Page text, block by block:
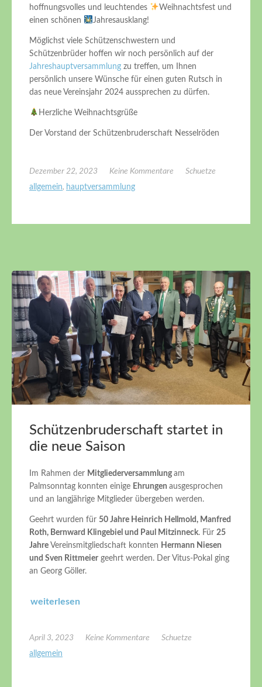
hoffnungsvolles und leuchtendes
Weihnachtsfest und
einen schönen
Jahresausklang!
Möglichst viele Schützenschwestern und
Schützenbrüder hoffen wir noch persönlich auf der
Jahreshauptversammlung zu treffen, um Ihnen
persönlich unsere Wünsche für einen guten Rutsch in
das neue Vereinsjahr 2024 aussprechen zu dürfen.
Herzliche Weihnachtsgrüße
Der Vorstand der Schützenbruderschaft Nesselröden
Dezember 22, 2023 Keine Kommentare
Schuetze
allgemein, hauptversammlung
Schützenbruderschaft startet in
die neue Saison
Im Rahmen der Mitgliederversammlungam
Palmsonntag konnten einige Ehrungen ausgesprochen
und an langjährige Mitglieder übergeben werden.
Geehrt wurden für 50 Jahre Heinrich Hellmold, Manfred
Roth, Bernward Klingebiel und Paul Mitzinneck. Für 25
Jahre Vereinsmitgliedschaft konnten Hermann Niesen
und Sven Rittmeier geehrt werden. Der Vitus-Pokal ging
an Georg Göller.
weiterlesen
April 3, 2023 Keine Kommentare
Schuetze
allgemein